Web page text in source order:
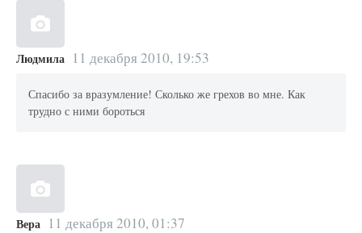
Людмила 11 декабря 2010, 19:53
Спасибо за вразумление! Сколько же грехов во мне. Как
трудно с ними бороться
Вера 11 декабря 2010, 01:37